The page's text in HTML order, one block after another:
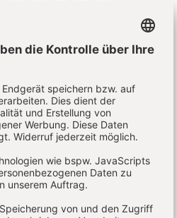
1.1.2015 in Form eines
und erstmals zum
zu den knapp